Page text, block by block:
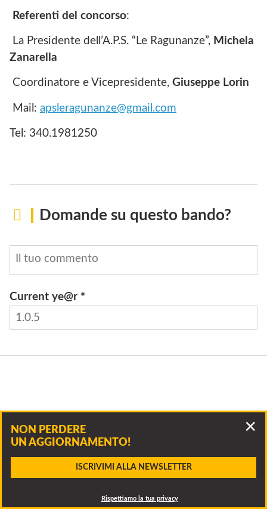
Accidenti, questo bando è scaduto!
Clicca per vedere altri bandi della stessa associazione o
Referenti del concorso:
La Presidente dell’A.P.S. “Le Ragunanze”, Michela
Zanarella
Coordinatore e Vicepresidente, Giuseppe Lorin
Mail: apsleragunanze@gmail.com
Tel: 340.1981250
Domande su questo bando?
Current ye@r *
NON PERDERE
UN AGGIORNAMENTO!
ISCRIVIMI ALLA NEWSLETTER
Rispettiamo la tua privacy